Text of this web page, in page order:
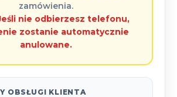
zamówienia.
nie odbierzesz telefonu,
zostanie automatycznie
anulowane.
OBSŁUGI KLIENTA